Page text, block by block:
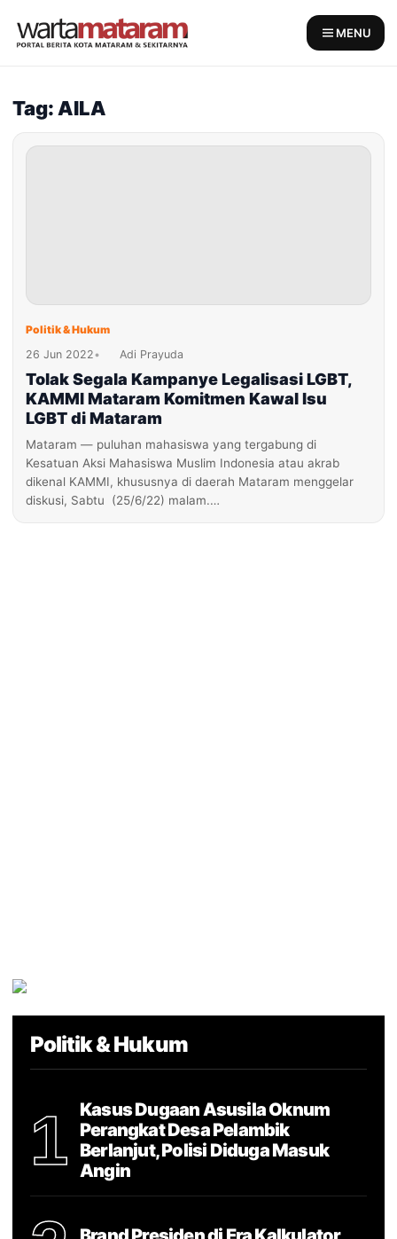
MENU
Tag: AILA
Politik & Hukum
26 Jun 2022• Adi Prayuda
Tolak Segala Kampanye Legalisasi LGBT,
KAMMI Mataram Komitmen Kawal Isu
LGBT di Mataram
Mataram — puluhan mahasiswa yang tergabung di
Kesatuan Aksi Mahasiswa Muslim Indonesia atau akrab
dikenal KAMMI, khususnya di daerah Mataram menggelar
diskusi, Sabtu (25/6/22) malam.…
Politik & Hukum
1
Kasus Dugaan Asusila Oknum
Perangkat Desa Pelambik
Berlanjut, Polisi Diduga Masuk
Angin